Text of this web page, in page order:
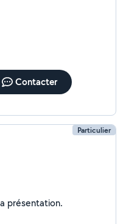
Contacter
Particulier
Je n'ai pas encore renseigné ma présentation.